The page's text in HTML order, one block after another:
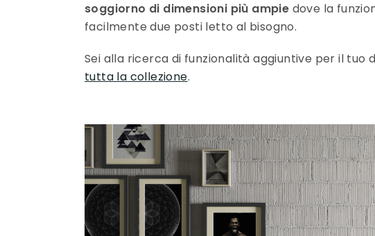
soggiorno di dimensioni più ampie dove la
facilmente due posti letto al bisogno.
Sei alla ricerca di funzionalità aggiuntive per il tuo
tutta la collezione.